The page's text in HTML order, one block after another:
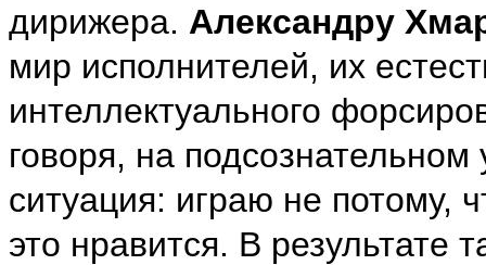
дирижера. Александру
мир исполнителей, их
интеллектуального
говоря, на
ситуация: играю не потому,
это нравится. В результате